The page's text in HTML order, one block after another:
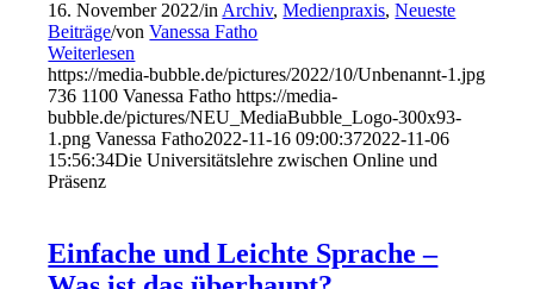
16. November 2022/in Archiv,Medienpraxis,Neueste
Beiträge/vonVanessa Fatho
Weiterlesen
https://media-bubble.de/pictures/2022/10/Unbenannt-1.jpg
736 1100 Vanessa Fatho https://media-
bubble.de/pictures/NEU_MediaBubble_Logo-300x93-
1.png Vanessa Fatho2022-11-16 09:00:372022-11-06
15:56:34Die Universitätslehre zwischen Online und
Präsenz
Einfache und Leichte Sprache –